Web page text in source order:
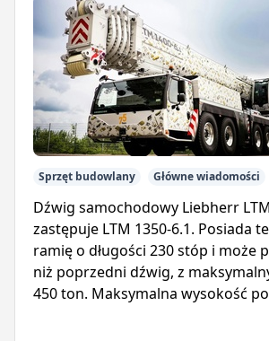
Sprzęt budowlany Główne wiadomości
Dźwig samochodowy Liebherr
zastępuje LTM 1350-6.1. Posiada
ramię o długości 230 stóp i może
niż poprzedni dźwig, z
450 ton. Maksymalna wysokość